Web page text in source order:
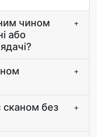
чином
або
+
+
без
+